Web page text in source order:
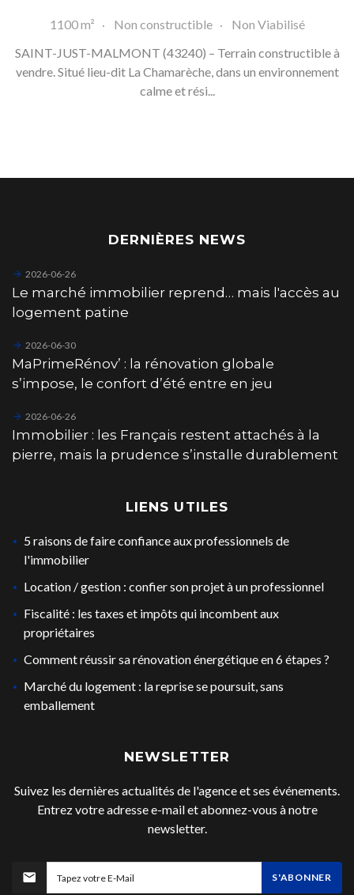
1100 m² Non constructible
Non Viabilisé
SAINT-JUST-MALMONT (43240) – Terrain constructible à
vendre. Situé lieu-dit La Chamarèche, dans un environnement
calme et rési...
DERNIÈRES NEWS
2026-06-26
Le marché immobilier reprend… mais l'accès au
logement patine
2026-06-30
MaPrimeRénov’ : la rénovation globale
s’impose, le confort d’été entre en jeu
2026-06-26
Immobilier : les Français restent attachés à la
pierre, mais la prudence s’installe durablement
LIENS UTILES
5 raisons de faire confiance aux professionnels de
l'immobilier
Location / gestion : confier son projet à un professionnel
Fiscalité : les taxes et impôts qui incombent aux
propriétaires
Comment réussir sa rénovation énergétique en 6 étapes ?
Marché du logement : la reprise se poursuit, sans
emballement
NEWSLETTER
Suivez les dernières actualités de l'agence et ses événements.
Entrez votre adresse e-mail et abonnez-vous à notre
newsletter.
S'ABONNER